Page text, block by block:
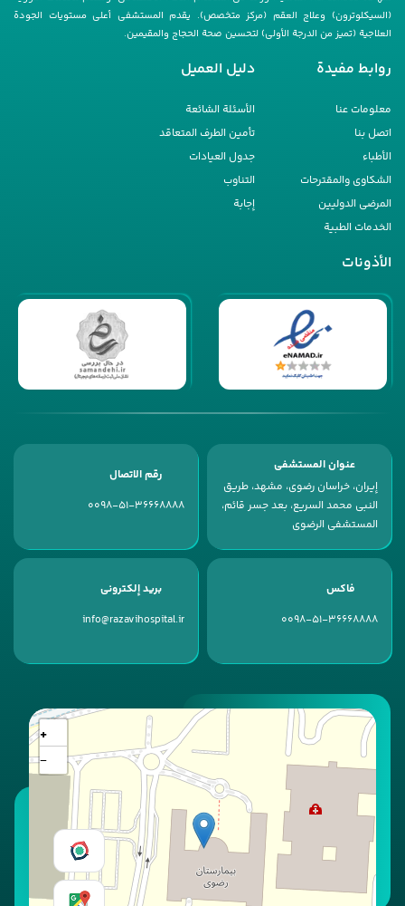
(السیکلوترون) وعلاج العقم (مرکز متخصص). یقدم المستشفى أعلى مستویات الجودة
العلاجیة (تمیز من الدرجة الأولى) لتحسین صحة الحجاج والمقیمین.
روابط مفيدة
معلومات عنا
اتصل بنا
الأطباء
الشکاوى والمقترحات
المرضى الدولیین
الخدمات الطبیة
دليل العمیل
الأسئلة الشائعة
تأمین الطرف المتعاقد
جدول العیادات
التناوب
إجابة
الأذونات
عنوان المستشفى
إیران، خراسان رضوی، مشهد، طریق
النبی محمد السریع، بعد جسر قائم،
المستشفى الرضوی
رقم الاتصال
0098-51-36668888
فاكس
0098-51-36668888
بريد إلكتروني
info@razavihospital.ir
+
−